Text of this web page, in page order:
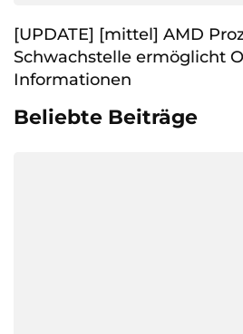
[UPDATE] [mittel] AMD
Schwachstelle ermöglicht
Informationen
Beliebte Beiträge